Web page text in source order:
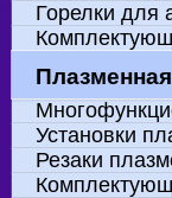
Горелки для
Установки
Резаки